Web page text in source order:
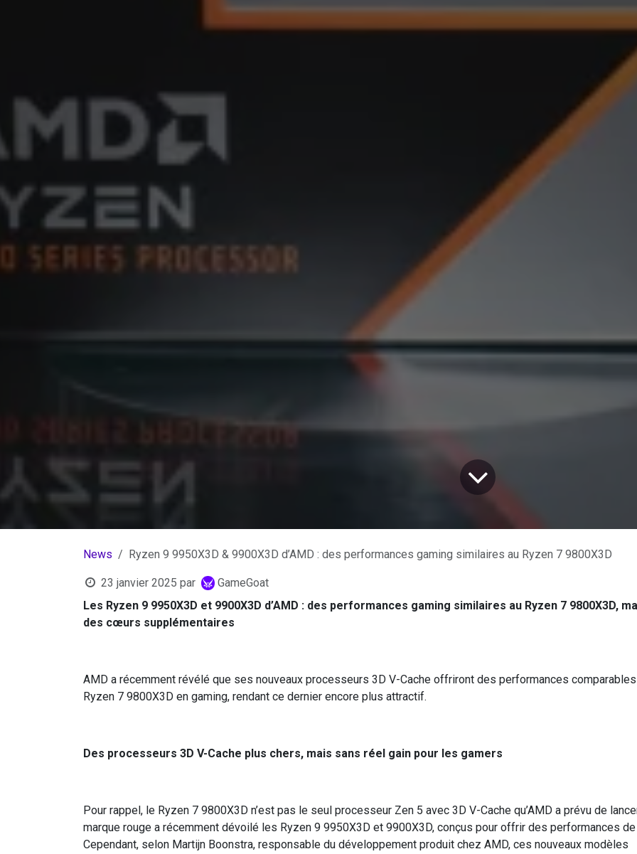
News Ryzen 9 9950X3D & 9900X3D d’AMD : des performances gaming similaires au Ryzen 7 9800X3D
23 janvier 2025 par
GameGoat
Les Ryzen 9 9950X3D et 9900X3D d’AMD : des performances gaming similaires au Ryzen 7 9800X3D,
des cœurs supplémentaires
AMD a récemment révélé que ses nouveaux processeurs 3D V-Cache offriront des performances
Ryzen 7 9800X3D en gaming, rendant ce dernier encore plus attractif.
Des processeurs 3D V-Cache plus chers, mais sans réel gain pour les gamers
Pour rappel, le Ryzen 7 9800X3D n’est pas le seul processeur Zen 5 avec 3D V-Cache qu’AMD a prévu de
marque rouge a récemment dévoilé les Ryzen 9 9950X3D et 9900X3D, conçus pour offrir des performances
Cependant, selon Martijn Boonstra, responsable du développement produit chez AMD, ces nouveaux modèles